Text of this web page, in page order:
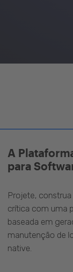
A
para
Projete,
crítica com uma
baseada em
manutenção de
native.